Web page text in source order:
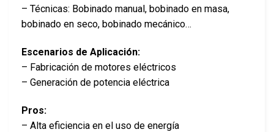
– Técnicas: Bobinado manual, bobinado en masa,
bobinado en seco, bobinado mecánico…
Escenarios de Aplicación:
– Fabricación de motores eléctricos
– Generación de potencia eléctrica
Pros:
– Alta eficiencia en el uso de energía